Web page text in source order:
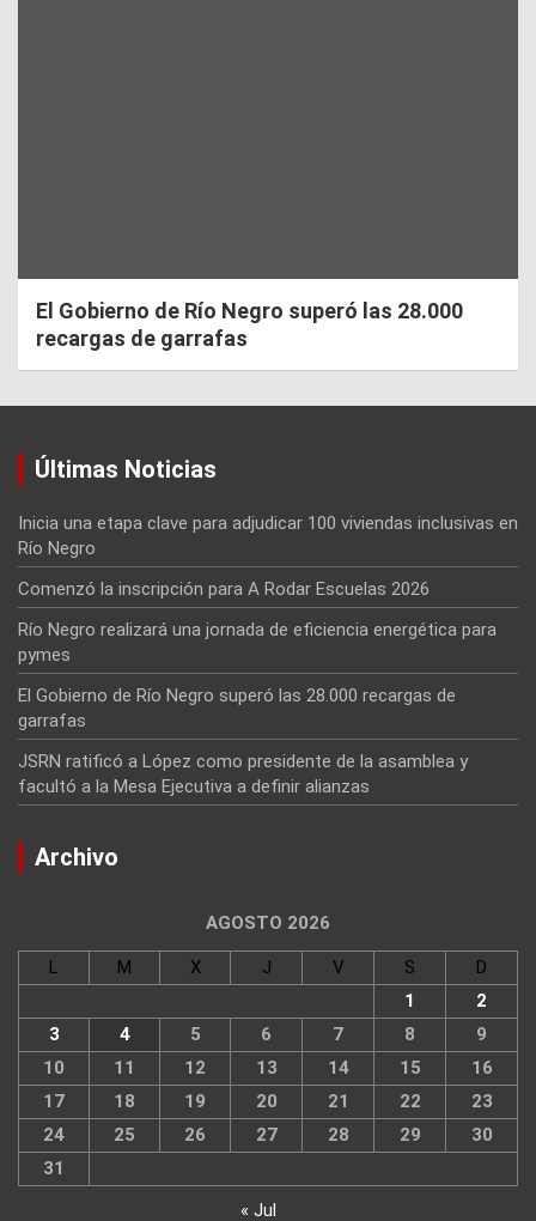
El Gobierno de Río Negro superó las 28.000
recargas de garrafas
Últimas Noticias
Inicia una etapa clave para adjudicar 100 viviendas inclusivas en
Río Negro
Comenzó la inscripción para A Rodar Escuelas 2026
Río Negro realizará una jornada de eficiencia energética para
pymes
El Gobierno de Río Negro superó las 28.000 recargas de
garrafas
JSRN ratificó a López como presidente de la asamblea y
facultó a la Mesa Ejecutiva a definir alianzas
Archivo
AGOSTO 2026
L M X J V S
D
1
2
3
4 5 6 7 8
9
10
11 12 13 14 15
16
17
18 19 20 21 22
23
24
25 26 27 28 29
30
31
« Jul